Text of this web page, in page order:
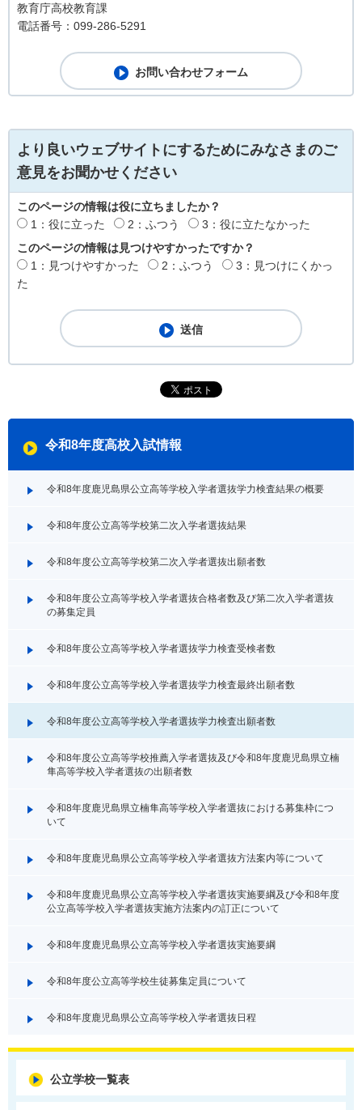
教育庁高校教育課
電話番号：099-286-5291
より良いウェブサイトにするためにみなさまのご
意見をお聞かせください
このページの情報は役に立ちましたか？
1：役に立った
2：ふつう
3：役に立たなかった
このページの情報は見つけやすかったですか？
1：見つけやすかった
2：ふつう
3：見つけにくかっ
た
令和8年度高校入試情報
令和8年度鹿児島県公立高等学校入学者選抜学力検査結果の概要
令和8年度公立高等学校第二次入学者選抜結果
令和8年度公立高等学校第二次入学者選抜出願者数
令和8年度公立高等学校入学者選抜合格者数及び第二次入学者選抜
の募集定員
令和8年度公立高等学校入学者選抜学力検査受検者数
令和8年度公立高等学校入学者選抜学力検査最終出願者数
令和8年度公立高等学校入学者選抜学力検査出願者数
令和8年度公立高等学校推薦入学者選抜及び令和8年度鹿児島県立楠
隼高等学校入学者選抜の出願者数
令和8年度鹿児島県立楠隼高等学校入学者選抜における募集枠につ
いて
令和8年度鹿児島県公立高等学校入学者選抜方法案内等について
令和8年度鹿児島県公立高等学校入学者選抜実施要綱及び令和8年度
公立高等学校入学者選抜実施方法案内の訂正について
令和8年度鹿児島県公立高等学校入学者選抜実施要綱
令和8年度公立高等学校生徒募集定員について
令和8年度鹿児島県公立高等学校入学者選抜日程
公立学校一覧表